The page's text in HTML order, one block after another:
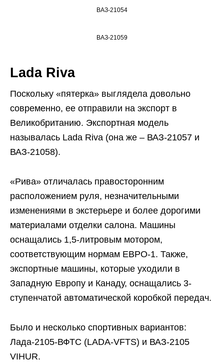
ВАЗ-21054
ВАЗ-21059
Lada Riva
Поскольку «пятерка» выглядела довольно
современно, ее отправили на экспорт в
Великобританию. Экспортная модель
называлась Lada Riva (она же – ВАЗ-21057 и
ВАЗ-21058).
«Рива» отличалась правосторонним
расположением руля, незначительными
изменениями в экстерьере и более дорогими
материалами отделки салона. Машины
оснащались 1,5-литровым мотором,
соответствующим нормам ЕВРО-1. Также,
экспортные машины, которые уходили в
Западную Европу и Канаду, оснащались 3-
ступенчатой автоматической коробкой передач.
Было и несколько спортивных вариантов:
Лада-2105-ВФТС (LADA-VFTS) и ВАЗ-2105
VIHUR.